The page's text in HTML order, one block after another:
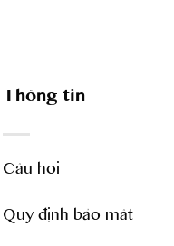
Thông tin
Câu hỏi
Quy định bảo mât